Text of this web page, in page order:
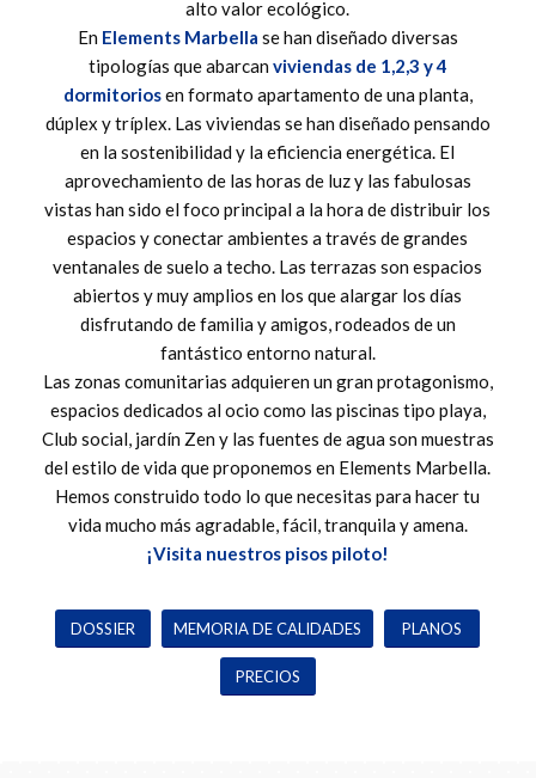
alto valor ecológico.
En Elements Marbella se han diseñado diversas
tipologías que abarcan viviendas de 1,2,3 y 4
dormitoriosen formato apartamento de una planta,
dúplex y tríplex. Las viviendas se han diseñado pensando
en la sostenibilidad y la eficiencia energética. El
aprovechamiento de las horas de luz y las fabulosas
vistas han sido el foco principal a la hora de distribuir los
espacios y conectar ambientes a través de grandes
ventanales de suelo a techo. Las terrazas son espacios
abiertos y muy amplios en los que alargar los días
disfrutando de familia y amigos, rodeados de un
fantástico entorno natural.
Las zonas comunitarias adquieren un gran protagonismo,
espacios dedicados al ocio como las piscinas tipo playa,
Club social, jardín Zen y las fuentes de agua son muestras
del estilo de vida que proponemos en Elements Marbella.
Hemos construido todo lo que necesitas para hacer tu
vida mucho más agradable, fácil, tranquila y amena.
¡Visita nuestros pisos piloto!
DOSSIER MEMORIA DE CALIDADES PLANOS
PRECIOS